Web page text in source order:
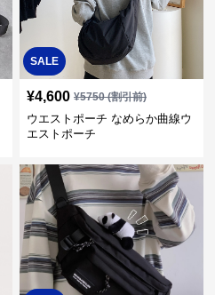
SALE
¥4,600 ¥5750(割引前)
ウエストポーチ なめらか曲線ウ
エストポーチ